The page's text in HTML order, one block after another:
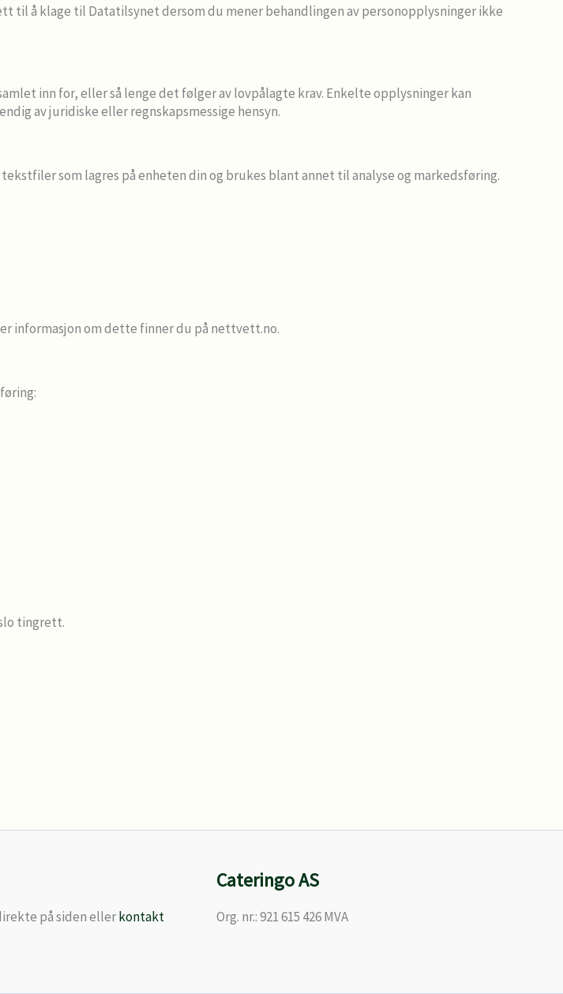
til å klage til Datatilsynet dersom du mener behandlingen av personopplysninger ikke
inn for, eller så lenge det følger av lovpålagte krav. Enkelte opplysninger kan
av juridiske eller regnskapsmessige hensyn.
som lagres på enheten din og brukes blant annet til analyse og markedsføring.
informasjon om dette finner du på nettvett.no.
tingrett.
på siden ellerkontakt
Cateringo AS
Org. nr.: 921 615 426 MVA